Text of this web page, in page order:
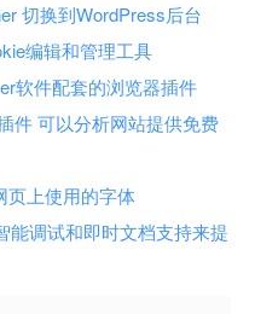
切换到WordPress后台
编辑和管理工具
软件配套的浏览器插件
件 可以分析网站提供免费
页上使用的字体
能调试和即时文档支持来提